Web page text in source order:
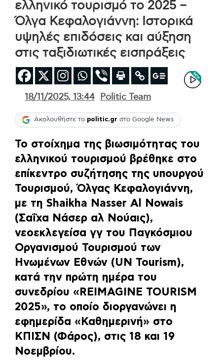
ελληνικό τουρισμό το 2025 –
Όλγα Κεφαλογιάννη: Ιστορικά
υψηλές επιδόσεις και αύξηση
στις ταξιδιωτικές εισπράξεις
18/11/2025, 13:44 Politic Team
Ακολουθήστε το politic.gr στο Google News
Το στοίχημα της βιωσιμότητας του
ελληνικού τουρισμού βρέθηκε στο
επίκεντρο συζήτησης της υπουργού
Τουρισμού, Όλγας Κεφαλογιάννη,
με τη Shaikha Nasser Al Nowais
(Σαΐχα Νάσερ αλ Νούαις),
νεοεκλεγείσα γγ του Παγκόσμιου
Οργανισμού Τουρισμού των
Ηνωμένων Εθνών (UN Tourism),
κατά την πρώτη ημέρα του
συνεδρίου «REIMAGINE TOURISM
2025», το οποίο διοργανώνει η
εφημερίδα «Καθημερινή» στο
ΚΠΙΣΝ (Φάρος), στις 18 και 19
Νοεμβρίου.